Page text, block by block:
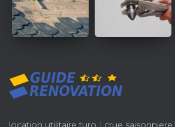
location utilitaire turo | crue saisonniere|